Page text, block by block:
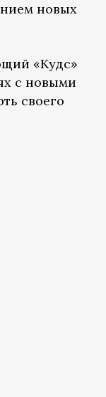
новых
«Кудс»
с новыми
своего